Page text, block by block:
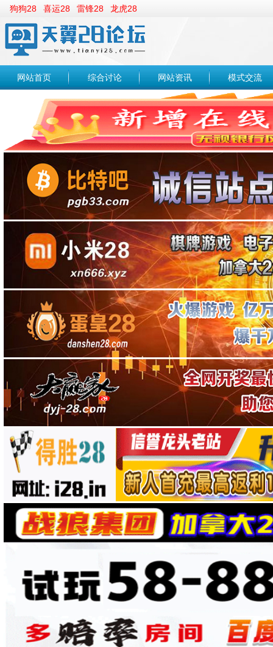
狗狗28 喜运28 雷锋28 龙虎28
网站首页 综合讨论 网站资讯 模式交流